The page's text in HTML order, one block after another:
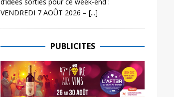
VENDREDI 7 AOÛT 2026 – [...]
PUBLICITES